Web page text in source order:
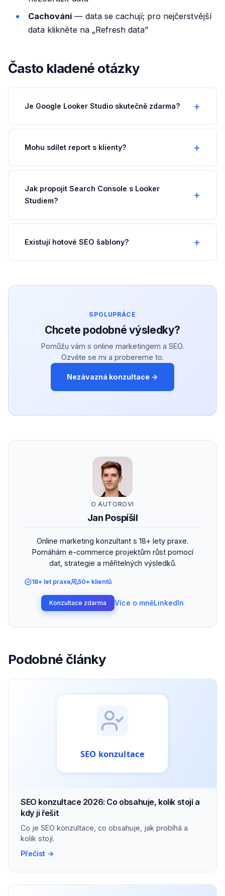
Cachování— data se cachují; pro nejčerstvější
data klikněte na „Refresh data”
Často kladené otázky
Je Google Looker Studio skutečně zdarma?
Mohu sdílet report s klienty?
Jak propojit Search Console s Looker
Studiem?
Existují hotové SEO šablony?
SPOLUPRÁCE
Chcete podobné výsledky?
Pomůžu vám s online marketingem a SEO.
Ozvěte se mi a probereme to.
Nezávazná konzultace →
O AUTOROVI
Jan Pospíšil
Online marketing konzultant s 18+ lety praxe.
Pomáhám e-commerce projektům růst pomocí
dat, strategie a měřitelných výsledků.
18+ let praxe 50+ klientů
Konzultace zdarma Více o mněLinkedIn
Podobné články
SEO konzultace 2026: Co obsahuje, kolik stojí a
kdy ji řešit
Co je SEO konzultace, co obsahuje, jak probíhá a
kolik stojí.
Přečíst →